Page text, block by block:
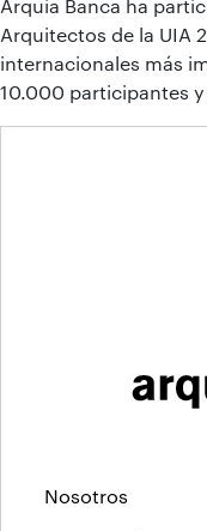
Arquia Banca ha
Arquitectos de la UIA
internacionales más
10.000 participantes
Nosotros